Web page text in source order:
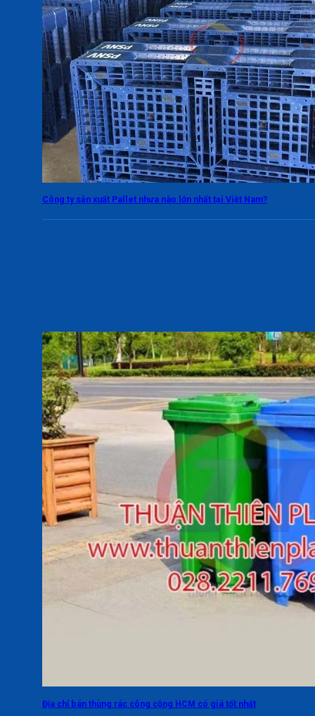
Công ty sản xuất Pallet nhựa nào lớn nhất tại Việt Nam?
Địa chỉ bán thùng rác công cộng HCM có giá tốt nhất